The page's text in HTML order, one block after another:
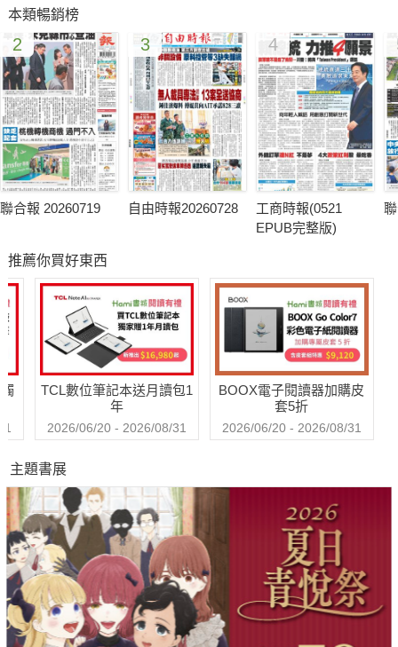
本類暢銷榜
2
聯合報 20260719
3
自由時報20260728
4
工商時報(0521
EPUB完整版)
推薦你買好東西
TCL數位筆記本送月讀包1
年
2026/06/20 - 2026/08/31
BOOX電子閱讀器加購皮
套5折
2026/06/20 - 2026/08/31
主題書展